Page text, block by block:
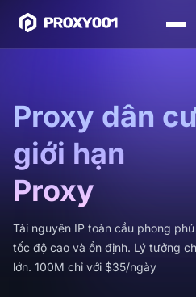
Proxy dân
giới hạn
Proxy
Tài nguyên IP toàn cầu phong
tốc độ cao và ổn định. Lý tưởng
lớn. 100M chỉ với $35/ngày